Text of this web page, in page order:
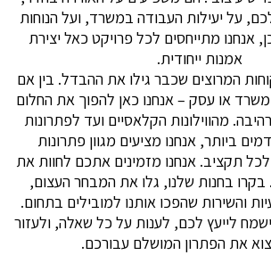
על יעילות העבודה במשרד, ועל הנוחות
מתייחסים לכל פרויקט כאל יצירת
אמנות ייחודית.
המרוצים שכבר גילו את ההבדל. בין אם
או עסק – אנחנו כאן להפוך את החלום
מהווילונות הקלאסיים ועד לפתרונות
ביותר, אנחנו מציעים מגוון פתרונות
תקציב. אנחנו מזמינים אתכם לחוות את
בחנות שלנו, גלו את המבחר העצום,
והשירות שהפכו אותנו למובילים בתחום.
לייעץ לכם, לענות על כל שאלה, ולעזור
את הפתרון המושלם עבורכם.